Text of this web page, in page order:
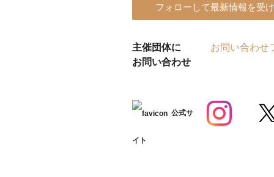
フォローして最新情報を受
主催団体に
お問い合わせ
お問い合わせ
公式サ
イト